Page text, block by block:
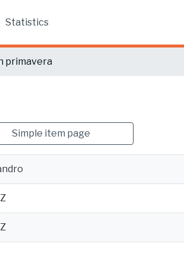
Statistics
primavera
Simple item page